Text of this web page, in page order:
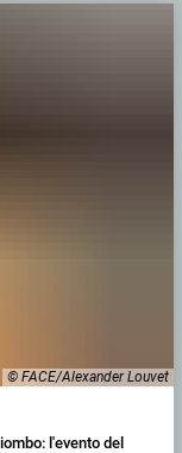
© FACE/Alexander Louvet
l'evento del